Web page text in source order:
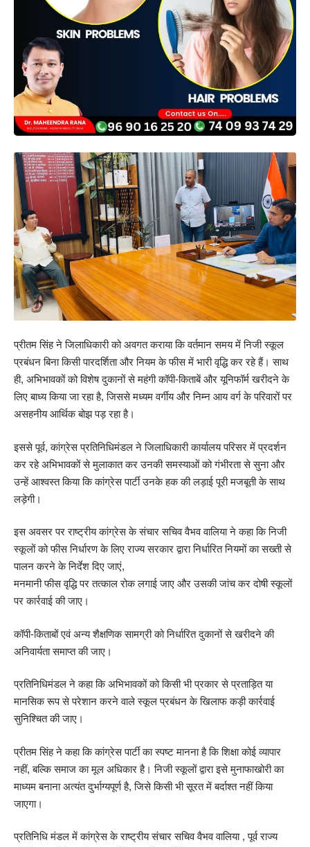
प्रीतम सिंह ने जिलाधिकारी को अवगत कराया कि वर्तमान समय में निजी स्कूल
प्रबंधन बिना किसी पारदर्शिता और नियम के फीस में भारी वृद्धि कर रहे हैं। साथ
ही, अभिभावकों को विशेष दुकानों से महंगी कॉपी-किताबें और यूनिफॉर्म खरीदने के
लिए बाध्य किया जा रहा है, जिससे मध्यम वर्गीय और निम्न आय वर्ग के परिवारों पर
असहनीय आर्थिक बोझ पड़ रहा है।
इससे पूर्व, कांग्रेस प्रतिनिधिमंडल ने जिलाधिकारी कार्यालय परिसर में प्रदर्शन
कर रहे अभिभावकों से मुलाकात कर उनकी समस्याओं को गंभीरता से सुना और
उन्हें आश्वस्त किया कि कांग्रेस पार्टी उनके हक की लड़ाई पूरी मजबूती के साथ
लड़ेगी।
इस अवसर पर राष्ट्रीय कांग्रेस के संचार सचिव वैभव वालिया ने कहा कि निजी
स्कूलों को फीस निर्धारण के लिए राज्य सरकार द्वारा निर्धारित नियमों का सख्ती से
पालन करने के निर्देश दिए जाएं,
मनमानी फीस वृद्धि पर तत्काल रोक लगाई जाए और उसकी जांच कर दोषी स्कूलों
पर कार्रवाई की जाए।
कॉपी-किताबों एवं अन्य शैक्षणिक सामग्री को निर्धारित दुकानों से खरीदने की
अनिवार्यता समाप्त की जाए।
प्रतिनिधिमंडल ने कहा कि अभिभावकों को किसी भी प्रकार से प्रताड़ित या
मानसिक रूप से परेशान करने वाले स्कूल प्रबंधन के खिलाफ कड़ी कार्रवाई
सुनिश्चित की जाए।
प्रीतम सिंह ने कहा कि कांग्रेस पार्टी का स्पष्ट मानना है कि शिक्षा कोई व्यापार
नहीं, बल्कि समाज का मूल अधिकार है। निजी स्कूलों द्वारा इसे मुनाफाखोरी का
माध्यम बनाना अत्यंत दुर्भाग्यपूर्ण है, जिसे किसी भी सूरत में बर्दाश्त नहीं किया
जाएगा।
प्रतिनिधि मंडल में कांग्रेस के राष्ट्रीय संचार सचिव वैभव वालिया , पूर्व राज्य